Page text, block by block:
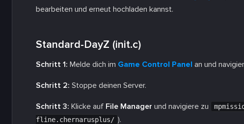
bearbeiten und erneut hochladen kannst.
Standard-DayZ (init.c)
Schritt 1: Melde dich im Game Control Panel an und
Schritt 2: Stoppe deinen Server.
Schritt 3: Klicke auf File Manager und navigiere zu
fline.chernarusplus/ ).